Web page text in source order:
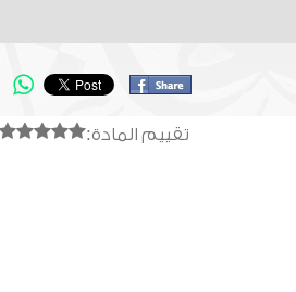
تقييم المادة: